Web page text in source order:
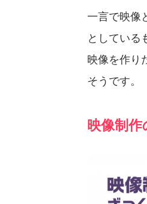
一言で映像
としている
映像を作り
そうです。
映像制